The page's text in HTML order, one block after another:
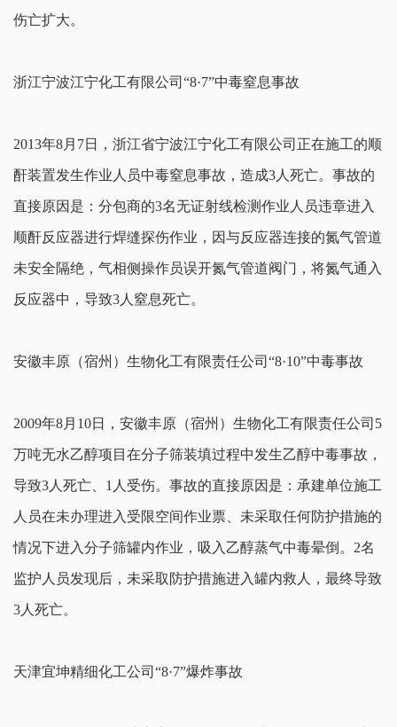
伤亡扩大。
浙江宁波江宁化工有限公司“8·7”中毒窒息事故
2013年8月7日，浙江省宁波江宁化工有限公司正在施工的顺
酐装置发生作业人员中毒窒息事故，造成3人死亡。事故的
直接原因是：分包商的3名无证射线检测作业人员违章进入
顺酐反应器进行焊缝探伤作业，因与反应器连接的氮气管道
未安全隔绝，气相侧操作员误开氮气管道阀门，将氮气通入
反应器中，导致3人窒息死亡。
安徽丰原（宿州）生物化工有限责任公司“8·10”中毒事故
2009年8月10日，安徽丰原（宿州）生物化工有限责任公司5
万吨无水乙醇项目在分子筛装填过程中发生乙醇中毒事故，
导致3人死亡、1人受伤。事故的直接原因是：承建单位施工
人员在未办理进入受限空间作业票、未采取任何防护措施的
情况下进入分子筛罐内作业，吸入乙醇蒸气中毒晕倒。2名
监护人员发现后，未采取防护措施进入罐内救人，最终导致
3人死亡。
天津宜坤精细化工公司“8·7”爆炸事故